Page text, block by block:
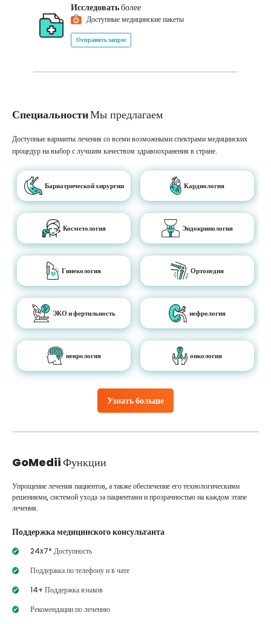
Исследоватьболее
Доступные медицинские пакеты
Отправить запрос
СпециальностиМы предлагаем
Узнать больше
Доступные варианты лечения со всеми возможными спектрами медицинских
процедур на выбор с лучшим качеством здравоохранения в стране.
Бариатрической хирургии Кардиология
Косметология Эндокринология
Гинекология Ортопедия
ЭКО и фертильность нефрология
неврология онкология
GoMediiФункции
Упрощение лечения пациентов, а также обеспечение его технологическими
решениями, системой ухода за пациентами и прозрачностью на каждом этапе
лечения.
Поддержка медицинского консультанта
24x7* Доступность
Поддержка по телефону и в чате
14+ Поддержка языков
Рекомендации по лечению